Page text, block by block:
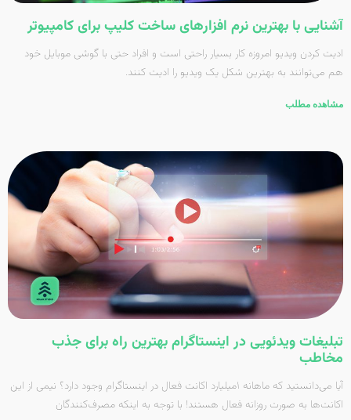
آشنایی با بهترین نرم افزارهای ساخت کلیپ برای کامپیوتر
ادیت کردن ویدیو امروزه کار بسیار راحتی است و افراد حتی با گوشی موبایل خود
هم می‌توانند به بهترین شکل یک ویدیو را ادیت کنند.
مشاهده مطلب
تبلیغات‌ ویدئویی در اینستاگرام بهترین راه برای جذب
مخاطب
آیا می‌دانستید که ماهانه ۱میلیارد اکانت فعال در اینستاگرام وجود دارد؟ نیمی از این
اکانت‌ها به صورت روزانه فعال هستند! با توجه به اینکه مصرف‌کنندگان